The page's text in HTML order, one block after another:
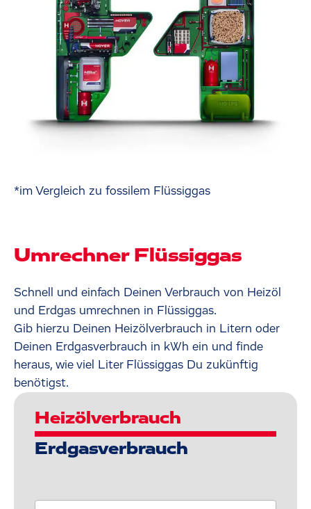
*im Vergleich zu fossilem Flüssiggas
Heizölverbrauch
Erdgasverbrauch
Umrechner Flüssiggas
Schnell und einfach Deinen Verbrauch von Heizöl
und Erdgas umrechnen in Flüssiggas.
Gib hierzu Deinen Heizölverbrauch in Litern oder
Deinen Erdgasverbrauch in kWh ein und finde
heraus, wie viel Liter Flüssiggas Du zukünftig
benötigst.